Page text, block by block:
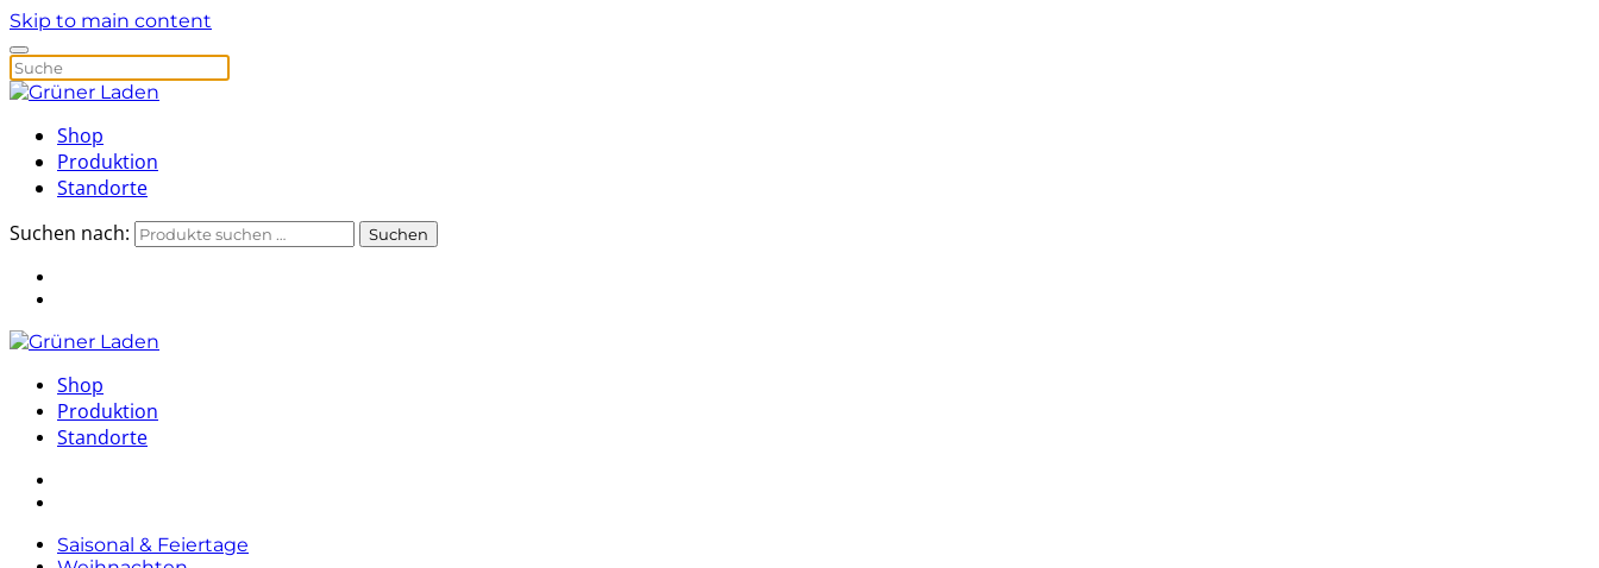
Skip to main content
Shop
Produktion
Standorte
Suchen nach:
Suchen
Shop
Produktion
Standorte
Saisonal & Feiertage